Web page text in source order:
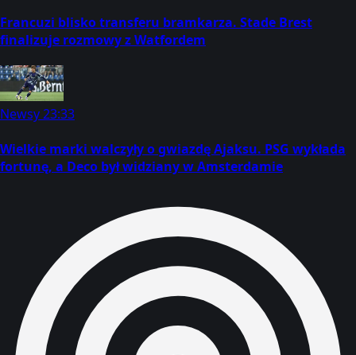
Francuzi blisko transferu bramkarza. Stade Brest
finalizuje rozmowy z Watfordem
Newsy23:33
Wielkie marki walczyły o gwiazdę Ajaksu. PSG wykłada
fortunę, a Deco był widziany w Amsterdamie